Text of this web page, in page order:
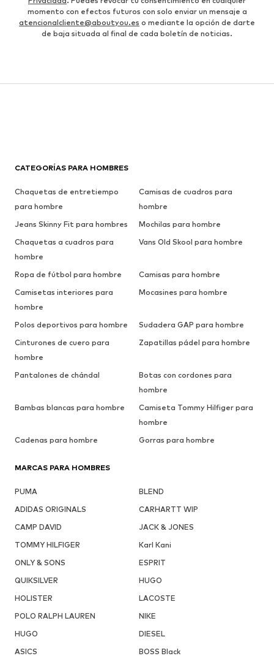
momento con efectos futuros con solo enviar un mensaje a
atencionalcliente@aboutyou.es o mediante la opción de darte
de baja situada al final de cada boletín de noticias.
CATEGORÍAS PARA HOMBRES
Chaquetas de entretiempo
para hombre
Camisas de cuadros para
hombre
Jeans Skinny Fit para hombres
Mochilas para hombre
Chaquetas a cuadros para
hombre
Vans Old Skool para hombre
Ropa de fútbol para hombre
Camisas para hombre
Camisetas interiores para
hombre
Mocasines para hombre
Polos deportivos para hombre
Sudadera GAP para hombre
Cinturones de cuero para
hombre
Zapatillas pádel para hombre
Pantalones de chándal
Botas con cordones para
hombre
Bambas blancas para hombre
Camiseta Tommy Hilfiger para
hombre
Cadenas para hombre
Gorras para hombre
MARCAS PARA HOMBRES
PUMA
BLEND
ADIDAS ORIGINALS
CARHARTT WIP
CAMP DAVID
JACK & JONES
TOMMY HILFIGER
Karl Kani
ONLY & SONS
ESPRIT
QUIKSILVER
HUGO
HOLISTER
LACOSTE
POLO RALPH LAUREN
NIKE
HUGO
DIESEL
ASICS
BOSS Black